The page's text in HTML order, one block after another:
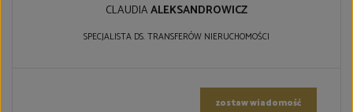
CLAUDIAALEKSANDROWICZ
SPECJALISTA DS. TRANSFERÓW NIERUCHOMOŚCI
zostaw wiadomość